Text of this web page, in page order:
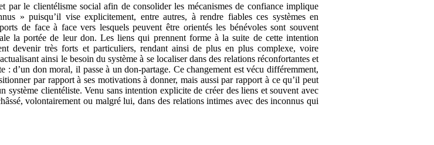
par le clientélisme social afin de consolider les mécanismes de confiance implique
» puisqu’il vise explicitement, entre autres, à rendre fiables ces systèmes en
de face à face vers lesquels peuvent être orientés les bénévoles sont souvent
la portée de leur don. Les liens qui prennent forme à la suite de cette intention
devenir très forts et particuliers, rendant ainsi de plus en plus complexe, voire
ainsi le besoin du système à se localiser dans des relations réconfortantes et
: d’un don moral, il passe à un don-partage. Ce changement est vécu différemment,
par rapport à ses motivations à donner, mais aussi par rapport à ce qu’il peut
système clientéliste. Venu sans intention explicite de créer des liens et souvent avec
volontairement ou malgré lui, dans des relations intimes avec des inconnus qui